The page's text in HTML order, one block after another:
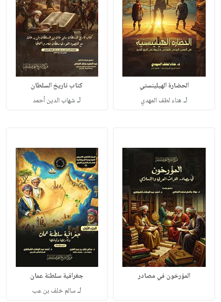
الحضارة الهيلينستي
لـ هناء لطف المهدي
كتاب تاريخ السلطان
لـشهاب الدين أحمد
المؤرخون في مصادر جغرافية سلطنة عمان
لـسالم خلف بن عب